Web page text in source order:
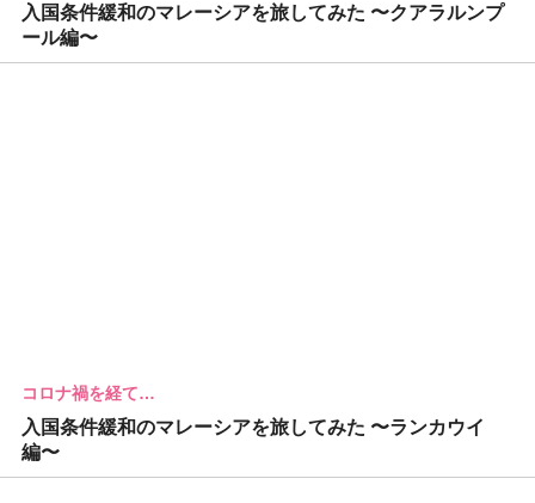
入国条件緩和のマレーシアを旅してみた 〜クアラルンプ
ール編〜
コロナ禍を経て…
入国条件緩和のマレーシアを旅してみた 〜ランカウイ
編〜